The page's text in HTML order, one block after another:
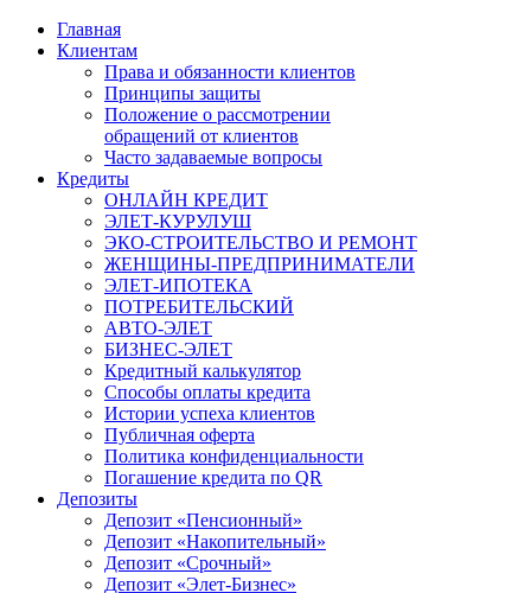
Главная
Клиентам
Права и обязанности клиентов
Принципы защиты
Положение о рассмотрении
обращений от клиентов
Часто задаваемые вопросы
Кредиты
ОНЛАЙН КРЕДИТ
ЭЛЕТ-КУРУЛУШ
ЭКО-СТРОИТЕЛЬСТВО И РЕМОНТ
ЖЕНЩИНЫ-ПРЕДПРИНИМАТЕЛИ
ЭЛЕТ-ИПОТЕКА
ПОТРЕБИТЕЛЬСКИЙ
АВТО-ЭЛЕТ
БИЗНЕС-ЭЛЕТ
Кредитный калькулятор
Способы оплаты кредита
Истории успеха клиентов
Публичная оферта
Политика конфиденциальности
Погашение кредита по QR
Депозиты
Депозит «Пенсионный»
Депозит «Накопительный»
Депозит «Срочный»
Депозит «Элет-Бизнес»